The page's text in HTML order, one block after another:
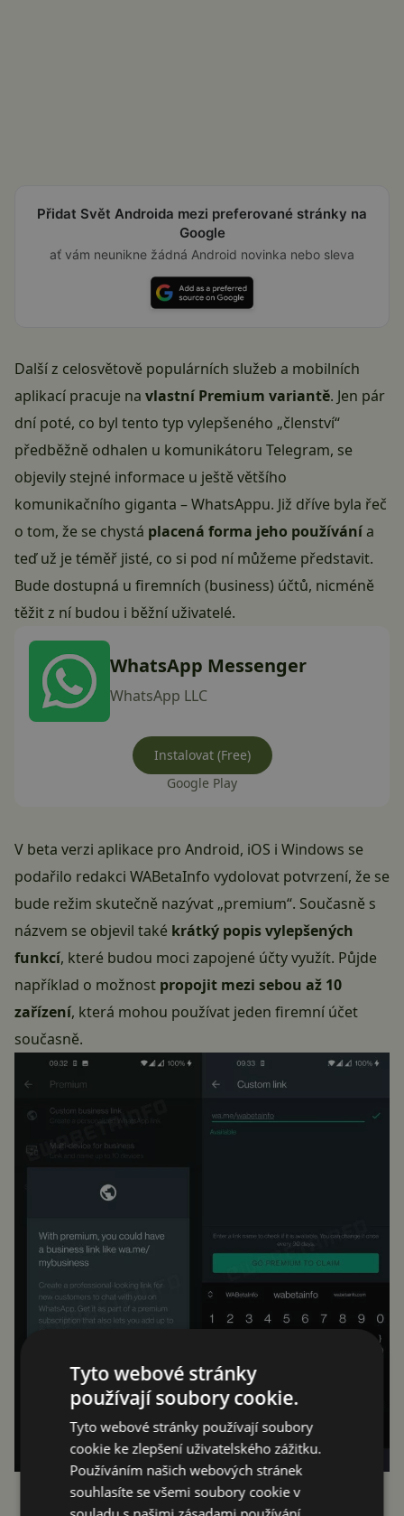
Přidat Svět Androida mezi preferované stránky na
Google
ať vám neunikne žádná Android novinka nebo sleva
Další z celosvětově populárních služeb a mobilních
aplikací pracuje na vlastní Premium variantě. Jen pár
dní poté, co byl tento typ vylepšeného „členství“
předběžně odhalen u komunikátoru Telegram, se
objevily stejné informace u ještě většího
komunikačního giganta – WhatsAppu. Již dříve byla řeč
o tom, že se chystá placená forma jeho používánía
teď už je téměř jisté, co si pod ní můžeme představit.
Bude dostupná u firemních (business) účtů, nicméně
těžit z ní budou i běžní uživatelé.
WhatsApp Messenger
WhatsApp LLC
Instalovat (Free)
Google Play
V beta verzi aplikace pro Android, iOS i Windows se
podařilo redakci WABetaInfo vydolovat potvrzení, že se
bude režim skutečně nazývat „premium“. Současně s
názvem se objevil také krátký popis vylepšených
funkcí, které budou moci zapojené účty využít. Půjde
například o možnost propojit mezi sebou až 10
zařízení, která mohou používat jeden firemní účet
současně.
Tyto webové stránky
používají soubory cookie.
Tyto webové stránky používají soubory
cookie ke zlepšení uživatelského zážitku.
Používáním našich webových stránek
souhlasíte se všemi soubory cookie v